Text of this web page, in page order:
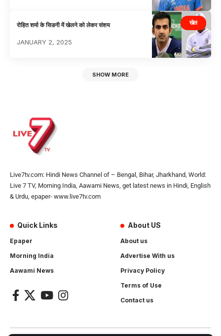
खेल
रोहित शर्मा के सिडनी में खेलने को लेकर संशय
JANUARY 2, 2025
SHOW MORE
Live7tv.com: Hindi News Channel of – Bengal, Bihar, Jharkhand, World:
Live 7 TV, Morning India, Aawami News, get latest news in Hindi, English
& Urdu, epaper- www.live7tv.com
Quick Links
Epaper
Morning India
Aawami News
About US
About us
Advertise With us
Privacy Policy
Terms of Use
Contact us